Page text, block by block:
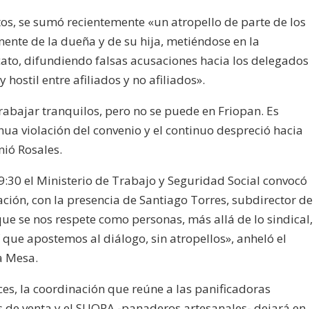
se sumó recientemente «un atropello de parte de los
de la dueña y de su hija, metiéndose en la
difundiendo falsas acusaciones hacia los delegados
hostil entre afiliados y no afiliados».
tranquilos, pero no se puede en Friopan. Es
violación del convenio y el continuo despreció hacia
Rosales.
el Ministerio de Trabajo y Seguridad Social convocó
con la presencia de Santiago Torres, subdirector de
se nos respete como personas, más allá de lo sindical,
apostemos al diálogo, sin atropellos», anheló el
Mesa.
la coordinación que reúne a las panificadoras